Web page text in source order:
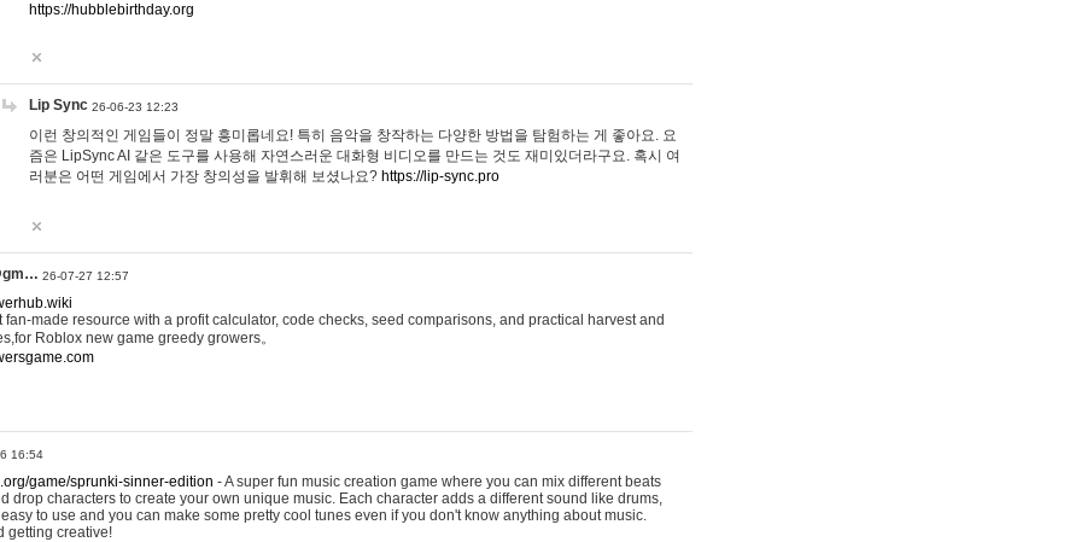
https://hubblebirthday.org
Lip Sync 26-06-23 12:23
이런 창의적인 게임들이 정말 흥미롭네요! 특히 음악을 창작하는 다양한 방법을 탐험하는 게 좋아요. 요
즘은 LipSync AI 같은 도구를 사용해 자연스러운 대화형 비디오를 만드는 것도 재미있더라구요. 혹시 여
러분은 어떤 게임에서 가장 창의성을 발휘해 보셨나요? https://lip-sync.pro
26-07-27 12:57
made resource with a profit calculator, code checks, seed comparisons, and practical harvest and
Roblox new game greedy growers。
16:54
game/sprunki-sinner-edition - A super fun music creation game where you can mix different beats
drop characters to create your own unique music. Each character adds a different sound like drums,
to use and you can make some pretty cool tunes even if you don't know anything about music.
getting creative!